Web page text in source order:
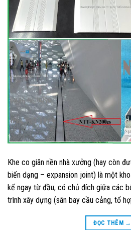
Khe co giãn nền nhà xưởng (hay còn
biến dạng – expansion joint) là một
kế ngay từ đầu, có chủ đích giữa các
trình xây dựng (sân bay cầu cảng, tổ
ĐỌC THÊM →